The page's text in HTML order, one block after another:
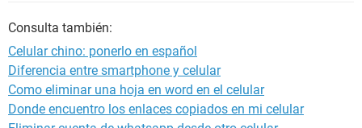
Consulta también:
Celular chino: ponerlo en español
Diferencia entre smartphone y celular
Como eliminar una hoja en word en el celular
Donde encuentro los enlaces copiados en mi celular